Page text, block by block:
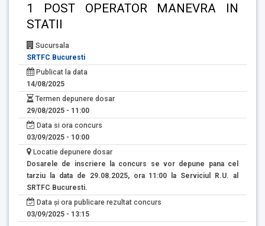
1 POST OPERATOR MANEVRA IN
STATII
Sucursala
SRTFC Bucuresti
Publicat la data
14/08/2025
Termen depunere dosar
29/08/2025 - 11:00
Data si ora concurs
03/09/2025 - 10:00
Locatie depunere dosar
Dosarele de inscriere la concurs se vor depune pana cel
tarziu la data de 29.08.2025, ora 11:00 la Serviciul R.U. al
SRTFC Bucuresti.
Data și ora publicare rezultat concurs
03/09/2025 - 13:15